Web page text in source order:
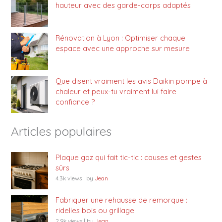
hauteur avec des garde-corps adaptés
Rénovation à Lyon : Optimiser chaque
espace avec une approche sur mesure
Que disent vraiment les avis Daikin pompe à
chaleur et peux-tu vraiment lui faire
confiance ?
Articles populaires
Plaque gaz qui fait tic-tic : causes et gestes
sûrs
4.3k views | by Jean
Fabriquer une rehausse de remorque :
ridelles bois ou grillage